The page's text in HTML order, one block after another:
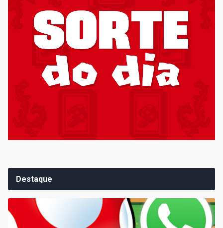
Destaque